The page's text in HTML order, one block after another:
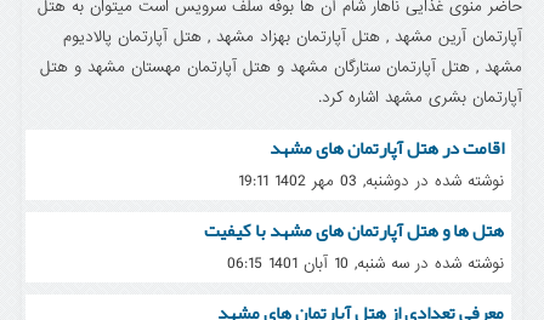
حاضر منوی غذایی ناهار شام آن ها بوفه سلف سرویس است میتوان به هتل
آپارتمان آرین مشهد , هتل آپارتمان بهزاد مشهد , هتل آپارتمان پالادیوم
مشهد , هتل آپارتمان ستارگان مشهد و هتل آپارتمان مهستان مشهد و هتل
آپارتمان بشری مشهد اشاره کرد.
اقامت در هتل آپارتمان های مشهد
نوشته شده در دوشنبه, 03 مهر 1402 19:11
هتل ها و هتل آپارتمان های مشهد با کیفیت
نوشته شده در سه شنبه, 10 آبان 1401 06:15